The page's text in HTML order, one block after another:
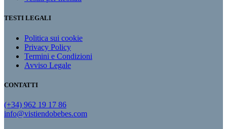
TESTI LEGALI
Politica sui cookie
Privacy Policy
Termini e Condizioni
Avviso Legale
CONTATTI
(+34) 962 19 17 86
info@vistiendobebes.com